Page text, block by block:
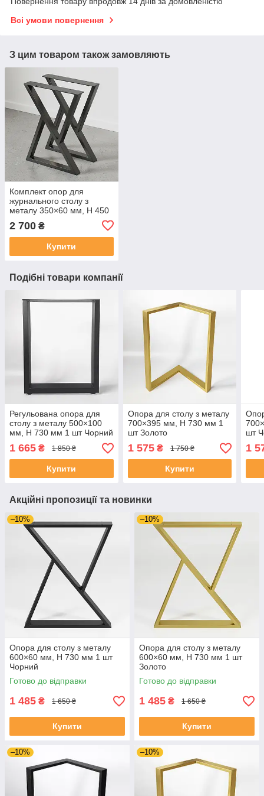
Всі умови повернення
З цим товаром також замовляють
Комплект опор для
журнального столу з
металу 350×60 мм, H 450
2 700 ₴
Купити
Подібні товари компанії
Регульована опора для
столу з металу 500×100
мм, H 730 мм 1 шт Чорний
1 665 ₴ 1 850 ₴
Купити
Опора для столу з металу
700×395 мм, H 730 мм 1
шт Золото
1 575₴ 1 750 ₴
Купити
шт
1
Акційні пропозиції та новинки
–10%
Опора для столу з металу
600×60 мм, H 730 мм 1 шт
Чорний
Готово до відправки
1 485 ₴ 1 650 ₴
Купити
–10%
Опора для столу з металу
600×60 мм, H 730 мм 1 шт
Золото
Готово до відправки
1 485 ₴ 1 650 ₴
Купити
–10% –10%